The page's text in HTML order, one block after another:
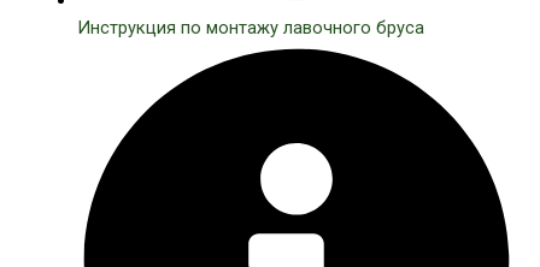
Инструкция по монтажу лавочного бруса